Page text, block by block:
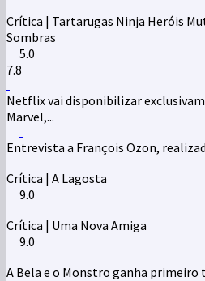
Crítica | Tartarugas Ninja Heróis
Sombras
5.0
7.8
Netflix vai disponibilizar
Marvel,...
Entrevista a François Ozon,
Crítica | A Lagosta
9.0
Crítica | Uma Nova Amiga
9.0
A Bela e o Monstro ganha primeiro